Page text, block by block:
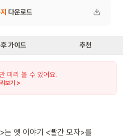
다운로드
가이드 추천
미리 볼 수 있어요.
보기 >
는 옛 이야기 <빨간 모자>를